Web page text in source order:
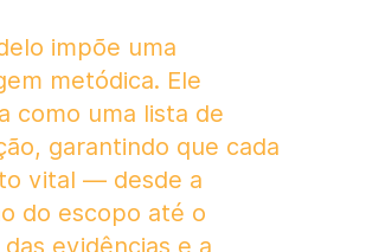
impõe uma
metódica. Ele
como uma lista de
garantindo que cada
vital — desde a
do escopo até o
evidências e a